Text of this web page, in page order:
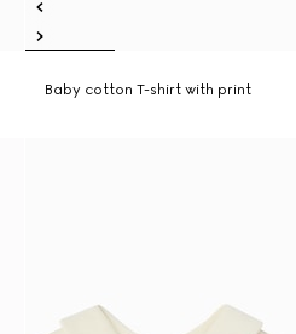
Baby cotton T-shirt with print